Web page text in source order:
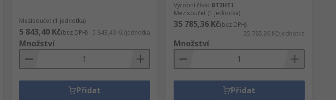
Mezisoučet (1 jednotka)
5 843,40 Kč(bez DPH) 5 843,40 Kč/jednotka
Množství
Přidat
Výrobní číslo BT2HTI
Mezisoučet (1 jednotka)
35 785,36 Kč(bez DPH)
35 785,36 Kč/jednotka
Množství
Přidat